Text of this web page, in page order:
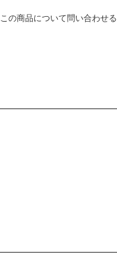
この商品について問い合わせる